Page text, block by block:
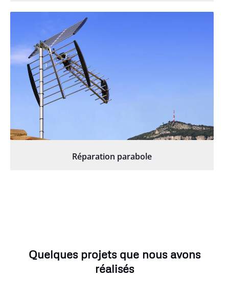
Réparation parabole
Quelques projets que nous avons
réalisés